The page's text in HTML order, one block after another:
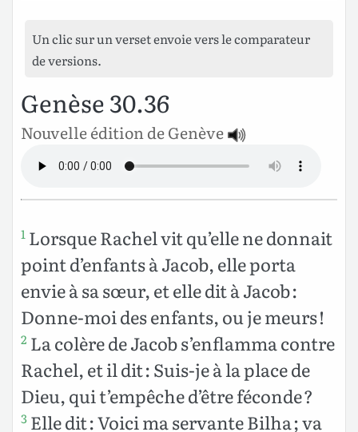
Un clic sur un verset envoie vers le comparateur
de versions.
Genèse 30.36
Nouvelle édition de Genève
1 Lorsque Rachel vit qu’elle ne donnait
point d’enfants à Jacob, elle porta
envie à sa sœur, et elle dit à Jacob :
Donne-moi des enfants, ou je meurs !
2 La colère de Jacob s’enflamma contre
Rachel, et il dit : Suis-je à la place de
Dieu, qui t’empêche d’être féconde ?
3 Elle dit : Voici ma servante Bilha ; va